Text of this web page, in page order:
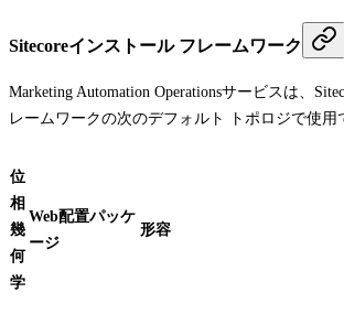
Sitecoreインストール フレームワーク
Marketing Automation Operationsサービスは、
レームワークの次のデフォルト トポロジで使用
位
相
幾
何
学
Web配置パッケ
ージ
形容